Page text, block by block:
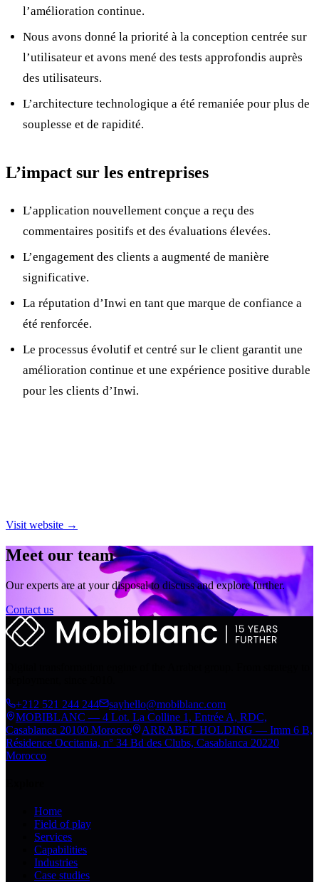
l’amélioration continue.
Nous avons donné la priorité à la conception centrée sur
l’utilisateur et avons mené des tests approfondis auprès
des utilisateurs.
L’architecture technologique a été remaniée pour plus de
souplesse et de rapidité.
L’impact sur les entreprises
L’application nouvellement conçue a reçu des
commentaires positifs et des évaluations élevées.
L’engagement des clients a augmenté de manière
significative.
La réputation d’Inwi en tant que marque de confiance a
été renforcée.
Le processus évolutif et centré sur le client garantit une
amélioration continue et une expérience positive durable
pour les clients d’Inwi.
Visit website →
Meet our team
Our experts are at your disposal to discuss and explore further.
Contact us
+212 521 244 244
sayhello@mobiblanc.com
MOBIBLANC — 4 Lot. La Colline 1, Entrée A, RDC,
Casablanca 20100 Morocco
ARRABET HOLDING — Imm 6 B,
Résidence Occitania, n° 34 Bd des Clubs, Casablanca 20220
Morocco
Home
Field of play
Services
Capabilities
Industries
Case studies